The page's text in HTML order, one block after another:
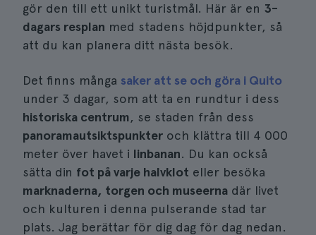
gör den till ett unikt turistmål. Här är en 3-
dagars resplan med stadens höjdpunkter, så
att du kan planera ditt nästa besök.
Det finns många saker att se och göra i Quito
under 3 dagar, som att ta en rundtur i dess
historiska centrum, se staden från dess
panoramautsiktspunkter och klättra till 4 000
meter över havet i linbanan. Du kan också
sätta din fot på varje halvklot eller besöka
marknaderna, torgen och museerna där livet
och kulturen i denna pulserande stad tar
plats. Jag berättar för dig dag för dag nedan.